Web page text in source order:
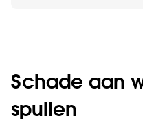
Schade aan
spullen